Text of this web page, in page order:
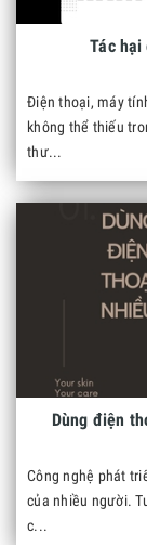
Tác hại
Điện thoại, máy
không thể thiếu
thư...
Dùng điện
Công nghệ phát
của nhiều người.
c...